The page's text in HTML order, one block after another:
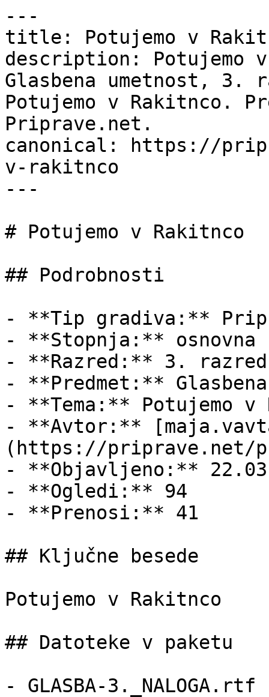
---
title: Potujemo v
description: Potujemo
Glasbena umetnost, 3.
Potujemo v Rakitnco.
Priprave.net.
canonical: https://
v-rakitnco
---
# Potujemo v Rakitnco
## Podrobnosti
- **Tip gradiva:**
- **Stopnja:** osnovna
- **Razred:** 3. razred
- **Predmet:**
- **Tema:** Potujemo v
- **Avtor:**
(https://priprave.net/
- **Objavljeno:**
- **Ogledi:** 94
- **Prenosi:** 41
## Ključne besede
Potujemo v Rakitnco
## Datoteke v paketu
- GLASBA-